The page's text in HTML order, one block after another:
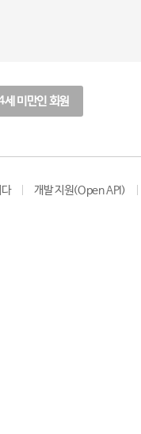
세 미만인 회원
개발 지원(Open API)